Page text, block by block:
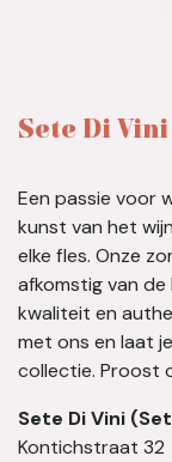
Sete Di Vini
Een passie voor
kunst van het
elke fles. Onze
afkomstig van
kwaliteit en
met ons en laat
collectie. Proost
Sete Di Vini
Kontichstraat 32